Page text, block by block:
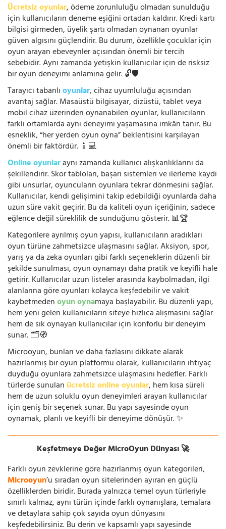
Ücretsiz oyunlar, ödeme zorunluluğu olmadan sunulduğu
için kullanıcıların deneme eşiğini ortadan kaldırır. Kredi kartı
bilgisi girmeden, üyelik şartı olmadan oynanan oyunlar
güven algısını güçlendirir. Bu durum, özellikle çocuklar için
oyun arayan ebeveynler açısından önemli bir tercih
sebebidir. Aynı zamanda yetişkin kullanıcılar için de risksiz
bir oyun deneyimi anlamına gelir. 🔓🛡️
Tarayıcı tabanlıoyunlar, cihaz uyumluluğu açısından
avantaj sağlar. Masaüstü bilgisayar, dizüstü, tablet veya
mobil cihaz üzerinden oynanabilen oyunlar, kullanıcıların
farklı ortamlarda aynı deneyimi yaşamasına imkân tanır. Bu
esneklik, “her yerden oyun oyna” beklentisini karşılayan
önemli bir faktördür. 📱💻
Online oyunlaraynı zamanda kullanıcı alışkanlıklarını da
şekillendirir. Skor tabloları, başarı sistemleri ve ilerleme kaydı
gibi unsurlar, oyuncuların oyunlara tekrar dönmesini sağlar.
Kullanıcılar, kendi gelişimini takip edebildiği oyunlarda daha
uzun süre vakit geçirir. Bu da kaliteli oyun içeriğinin, sadece
eğlence değil süreklilik de sunduğunu gösterir. 📊🏆
Kategorilere ayrılmış oyun yapısı, kullanıcıların aradıkları
oyun türüne zahmetsizce ulaşmasını sağlar. Aksiyon, spor,
yarış ya da zeka oyunları gibi farklı seçeneklerin düzenli bir
şekilde sunulması, oyun oynamayı daha pratik ve keyifli hale
getirir. Kullanıcılar uzun listeler arasında kaybolmadan, ilgi
alanlarına göre oyunları kolayca keşfedebilir ve vakit
kaybetmedenoyun oynamaya başlayabilir. Bu düzenli yapı,
hem yeni gelen kullanıcıların siteye hızlıca alışmasını sağlar
hem de sık oynayan kullanıcılar için konforlu bir deneyim
sunar. 🗂️🧭
Microoyun, bunları ve daha fazlasını dikkate alarak
hazırlanmış bir oyun platformu olarak, kullanıcıların ihtiyaç
duyduğu oyunlara zahmetsizce ulaşmasını hedefler. Farklı
türlerde sunulan ücretsiz online oyunlar, hem kısa süreli
hem de uzun soluklu oyun deneyimleri arayan kullanıcılar
için geniş bir seçenek sunar. Bu yapı sayesinde oyun
oynamak, planlı ve keyifli bir deneyime dönüşür. ✨
Keşfetmeye Değer MicroOyun Dünyası 🚀
Farklı oyun zevklerine göre hazırlanmış oyun kategorileri,
Microoyun’u sıradan oyun sitelerinden ayıran en güçlü
özelliklerden biridir. Burada yalnızca temel oyun türleriyle
sınırlı kalmaz, aynı türün içinde farklı oynanışlara, temalara
ve detaylara sahip çok sayıda oyun dünyasını
keşfedebilirsiniz. Bu derin ve kapsamlı yapı sayesinde